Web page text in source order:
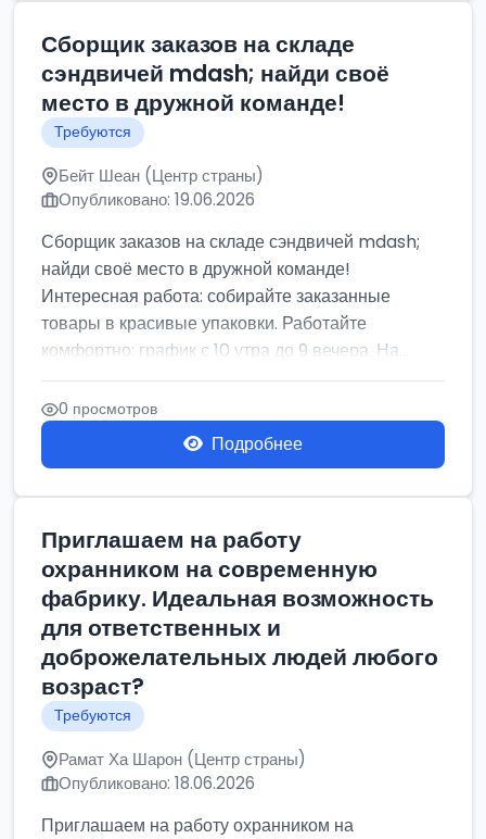
Сборщик заказов на складе
сэндвичей mdash; найди своё
место в дружной команде!
Требуются
Бейт Шеан (Центр страны)
Опубликовано: 19.06.2026
Сборщик заказов на складе сэндвичей mdash;
найди своё место в дружной команде!
Интересная работа: собирайте заказанные
товары в красивые упаковки. Работайте
комфортно: график с 10 утра до 9 вечера. На...
0 просмотров
Подробнее
Приглашаем на работу
охранником на современную
фабрику. Идеальная возможность
для ответственных и
доброжелательных людей любого
возраст?
Требуются
Рамат Ха Шарон (Центр страны)
Опубликовано: 18.06.2026
Приглашаем на работу охранником на